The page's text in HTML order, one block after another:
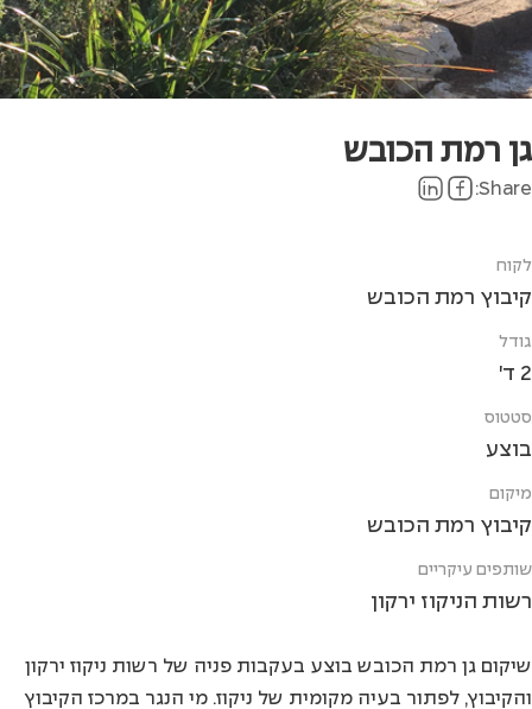
גן רמת הכובש
Share:
שיקום גן רמת הכובש בוצע בעקבות פניה של רשות ניקוז ירקון
והקיבוץ, לפתור בעיה מקומית של ניקוז. מי הנגר במרכז הקיבוץ
לקוח
קיבוץ רמת הכובש
גודל
2 ד'
סטטוס
בוצע
מיקום
קיבוץ רמת הכובש
שותפים עיקריים
רשות הניקוז ירקון